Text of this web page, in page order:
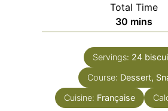
Total Time
30 minutes
mins
Servings: 24
Course: Dessert,
Cuisine: Française